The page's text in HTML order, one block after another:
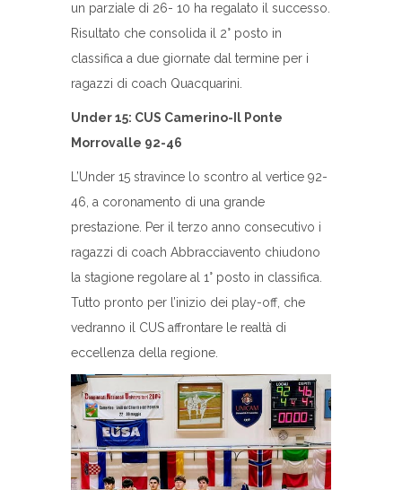
un parziale di 26- 10 ha regalato il successo.
Risultato che consolida il 2° posto in
classifica a due giornate dal termine per i
ragazzi di coach Quacquarini.
Under 15: CUS Camerino-Il Ponte
Morrovalle 92-46
L’Under 15 stravince lo scontro al vertice 92-
46, a coronamento di una grande
prestazione. Per il terzo anno consecutivo i
ragazzi di coach Abbracciavento chiudono
la stagione regolare al 1° posto in classifica.
Tutto pronto per l’inizio dei play-off, che
vedranno il CUS affrontare le realtà di
eccellenza della regione.